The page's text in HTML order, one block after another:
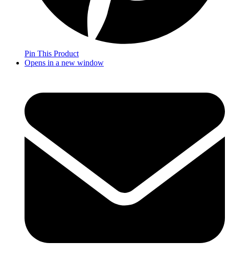
Pin This Product
Opens in a new window